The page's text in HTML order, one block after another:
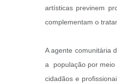
artísticas previnem
complementam o
A agente comunitária
a população por meio
cidadãos e